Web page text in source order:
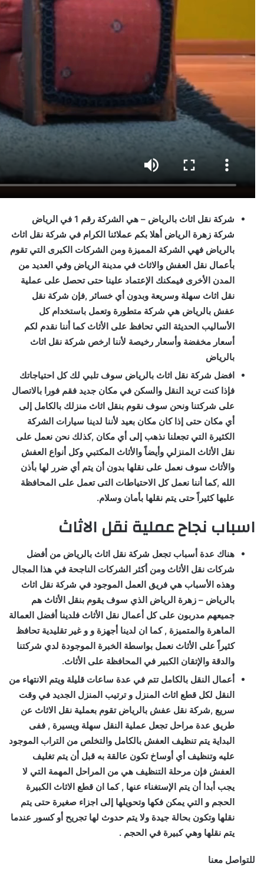
شركة نقل اثاث بالرياض – هي الشركة رقم 1 في الرياض
شركة زهرة الرياض أهلا بكم عملائنا الكرام في شركة نقل اثاث
بالرياض فهي الشركة المميزة ومن الشركات الكبرى التي تقوم
بأعمال نقل العفش والاثاث في مدينة الرياض وفي العديد من
المدن الأخرى فيمكنك الإعتماد علينا حتى تحصل على عملية
نقل اثاث سهلة وسريعة وبدون أي خسائر ,فإن شركة نقل
عفش بالرياض هي شركة متطورة وتعمل باستخدام كل
الأساليب الحديثة التي تحافظ على الأثاث كما أننا نقدم لكم
أسعار مخفضة وأسعار رخيصة لأننا ارخص شركة نقل اثاث
بالرياض
افضل شركة نقل اثاث بالرياض سوف تلبي لك كل احتياجاتك
فإذا كنت تريد النقل والسكن في مكان جديد فقم فورا بالاتصال
على شركتنا ونحن سوف نقوم بنقل اثاث منزلك بالكامل إلى
أي مكان حتى إذا كان مكان بعيد لأننا لدينا سيارات الشركة
الكثيرة التي تجعلنا نذهب إلى أي مكان ,كذلك نحن نعمل على
نقل الأثاث المنزلي وأيضاً والأثاث المكتبي وكل أنواع العفش
والأثاث سوف نعمل على نقلها بدون أن يتم أي ضرر لها بأذن
الله ,كما أننا نعمل كل الاحتياطات التى تعمل على المحافظة
عليها كثيراً حتى يتم نقلها بأمان وسلام.
اسباب نجاح عملية نقل الاثاث
هناك عدة أسباب تجعل شركة نقل اثاث بالرياض من أفضل
شركات نقل الأثاث ومن أكثر الشركات الناجحة في هذا المجال
وهذه الأسباب هي فريق العمل الموجود في شركة نقل اثاث
بالرياض – زهرة الرياض الذي سوف يقوم بنقل الأثاث هم
جميعهم مدربون على كل أعمال نقل الأثاث فلدينا أفضل العمالة
الماهرة والمتميزة , كما ان لدينا أجهزة و و غير تقليدية تحافظ
كثيراً على الأثاث نعمل بواسطة الخبرة الموجودة لدي شركتنا
والدقة والإتقان الكبير في المحافظة على الأثاث.
أعمال النقل بالكامل تتم في عدة ساعات قليلة ويتم الانتهاء من
النقل لكل قطع اثاث المنزل و ترتيب المنزل الجديد في وقت
سريع ,شركة نقل عفش بالرياض تقوم بعملية نقل الاثاث عن
طريق عدة مراحل تجعل عملية النقل سهلة ويسيرة , ففى
البداية يتم تنظيف العفش بالكامل والتخلص من التراب الموجود
عليه وتنظيف أي أوساخ تكون عالقة به قبل أن يتم تغليف
العفش فإن مرحلة التنظيف هي من المراحل المهمة التي لا
يجب أبدا أن يتم الإستغناء عنها , كما ان قطع الاثاث الكبيرة
الحجم و التي يمكن فكها وتحويلها إلى اجزاء صغيرة حتى يتم
نقلها وتكون بحالة جيدة ولا يتم حدوث لها تجريح أو كسور عندما
يتم نقلها وهي كبيرة في الحجم .
للتواصل معنا